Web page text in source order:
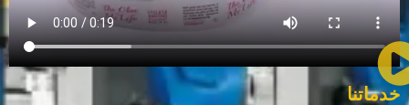
خدماتنا